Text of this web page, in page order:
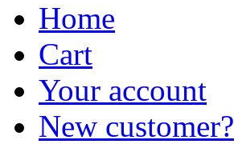
Home
Cart
Your account
New customer?